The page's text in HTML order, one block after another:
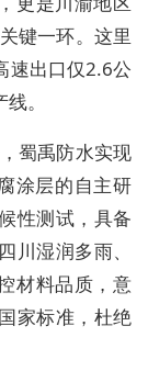
键一环。这里
速出口仅2.6公
。
蜀禹防水实现
涂层的自主研
性测试，具备
川湿润多雨、
材料品质，意
家标准，杜绝